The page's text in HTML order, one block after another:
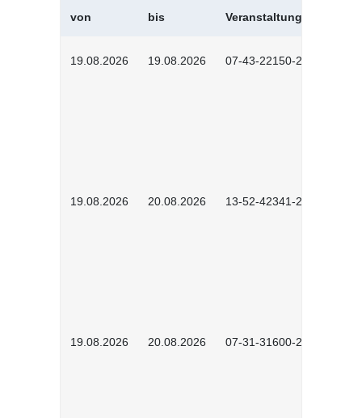
von bis Veranstaltungskürzel
19.08.2026 19.08.2026 07-43-22150-2601
19.08.2026 20.08.2026 13-52-42341-2602
19.08.2026 20.08.2026 07-31-31600-2602